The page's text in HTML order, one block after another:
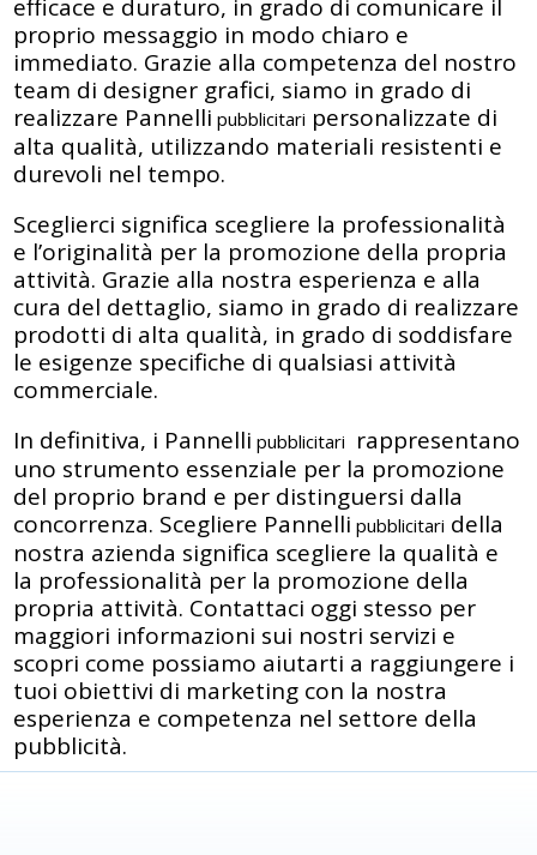
efficace e duraturo, in grado di comunicare il
proprio messaggio in modo chiaro e
immediato. Grazie alla competenza del nostro
team di designer grafici, siamo in grado di
realizzare Pannelli pubblicitari personalizzate di
alta qualità, utilizzando materiali resistenti e
durevoli nel tempo.
Sceglierci significa scegliere la professionalità
e l’originalità per la promozione della propria
attività. Grazie alla nostra esperienza e alla
cura del dettaglio, siamo in grado di realizzare
prodotti di alta qualità, in grado di soddisfare
le esigenze specifiche di qualsiasi attività
commerciale.
In definitiva, i Pannelli pubblicitari rappresentano
uno strumento essenziale per la promozione
del proprio brand e per distinguersi dalla
concorrenza. Scegliere Pannelli pubblicitari della
nostra azienda significa scegliere la qualità e
la professionalità per la promozione della
propria attività. Contattaci oggi stesso per
maggiori informazioni sui nostri servizi e
scopri come possiamo aiutarti a raggiungere i
tuoi obiettivi di marketing con la nostra
esperienza e competenza nel settore della
pubblicità.